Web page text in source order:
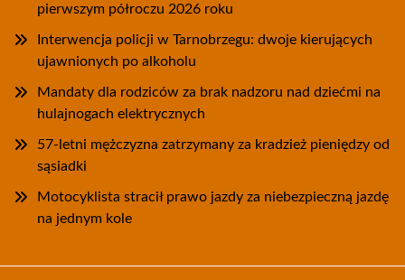
pierwszym półroczu 2026 roku
Interwencja policji w Tarnobrzegu: dwoje kierujących
ujawnionych po alkoholu
Mandaty dla rodziców za brak nadzoru nad dziećmi na
hulajnogach elektrycznych
57-letni mężczyzna zatrzymany za kradzież pieniędzy od
sąsiadki
Motocyklista stracił prawo jazdy za niebezpieczną jazdę
na jednym kole